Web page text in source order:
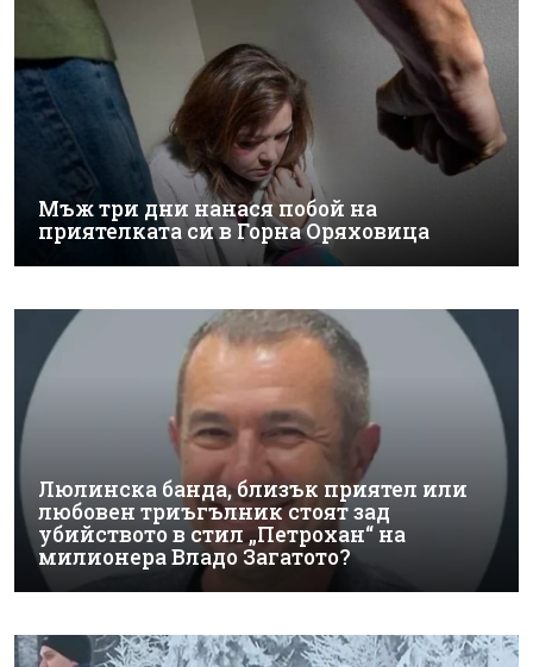
Мъж три дни нанася побой на
приятелката си в Горна Оряховица
Люлинска банда, близък приятел или
любовен триъгълник стоят зад
убийството в стил „Петрохан“ на
милионера Владо Загатото?